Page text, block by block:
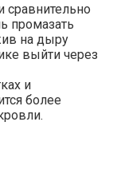
сравнительно
промазать
на дыру
выйти через
и
более